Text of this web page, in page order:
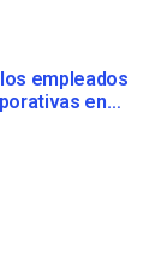
empleados
en